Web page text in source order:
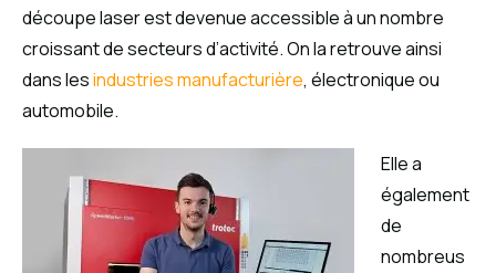
découpe laser est devenue accessible à un nombre
croissant de secteurs d’activité. On la retrouve ainsi
dans lesindustries manufacturière, électronique ou
automobile.
Elle a
également
de
nombreus